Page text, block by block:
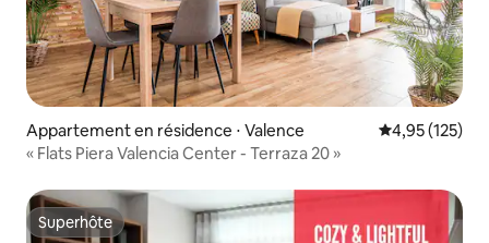
Appartement en résidence ⋅ Valence Évaluation
4,95 (125)
« Flats Piera Valencia Center - Terraza 20 »
Superhôte
Superhôte